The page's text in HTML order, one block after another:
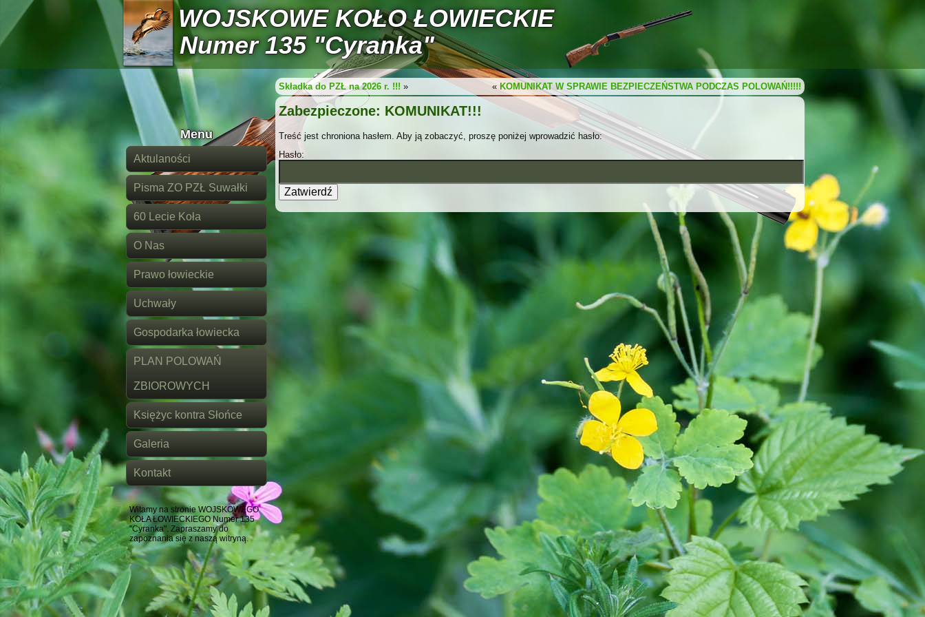
WOJSKOWE KOŁO ŁOWIECKIE
Numer 135 "Cyranka"
Menu
Aktulaności
Pisma ZO PZŁ Suwałki
60 Lecie Koła
O Nas
Prawo łowieckie
Uchwały
Gospodarka łowiecka
PLAN POLOWAŃ
ZBIOROWYCH
Księżyc kontra Słońce
Galeria
Kontakt
Witamy na stronie WOJSKOWEGO
KOŁA ŁOWIECKIEGO Numer 135
"Cyranka". Zapraszamy do
zapoznania się z naszą witryną.
Składka do PZŁ na 2026 r. !!! » « KOMUNIKAT W SPRAWIE BEZPIECZEŃSTWA PODCZAS POLOWAŃ!!!!!
Zabezpieczone: KOMUNIKAT!!!
Treść jest chroniona hasłem. Aby ją zobaczyć, proszę poniżej wprowadzić hasło:
Hasło: